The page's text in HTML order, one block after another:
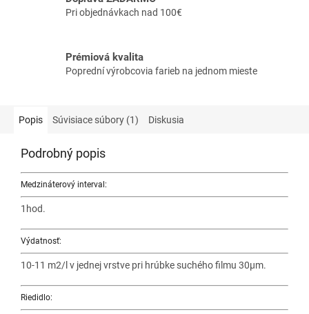
Pri objednávkach nad 100€
Prémiová kvalita
Poprední výrobcovia farieb na jednom mieste
Popis Súvisiace súbory (1) Diskusia
Podrobný popis
Medzináterový interval:
1hod.
Výdatnosť:
10-11 m2/l v jednej vrstve pri hrúbke suchého filmu 30µm.
Riedidlo: